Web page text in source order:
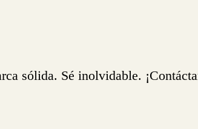
sólida. Sé inolvidable.